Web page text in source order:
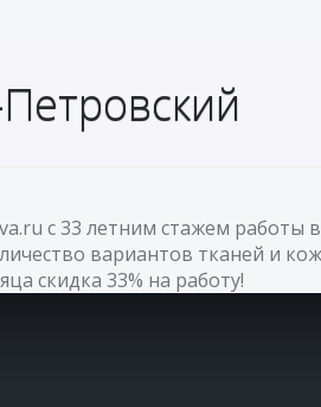
с 33 летним стажем
вариантов тканей и
скидка 33% на работу!